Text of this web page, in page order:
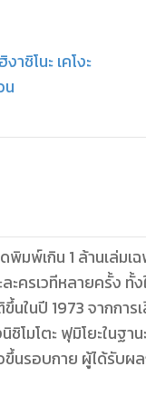
ฮิงาชิโนะ เคโงะ
น
พ์เกิน 1 ล้านเล่มเฉ
ครเวทีหลายครั้ง ทั้
ในปี 1973 จากการ
นิชิโมโตะ ฟุมิโยะใน
นรอบกาย ผู้ได้รับผ
โฮะ ลูกสาวของฟุมิโ